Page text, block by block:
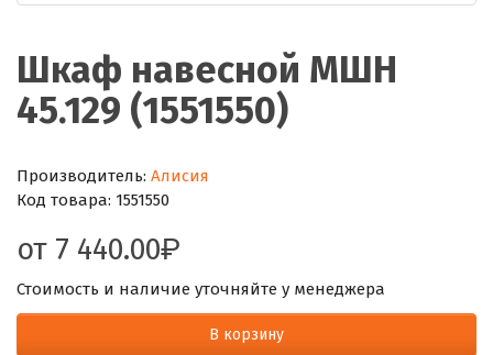
Шкаф навесной МШН
45.129 (1551550)
Производитель: Алисия
Код товара: 1551550
от 7 440.00
Стоимость и наличие уточняйте у менеджера
В корзину